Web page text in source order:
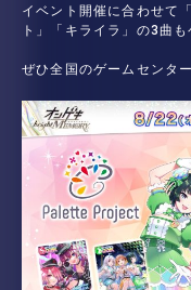
イベント開催に合わせて
ト」「キライラ」の3曲
ぜひ全国のゲームセンタ